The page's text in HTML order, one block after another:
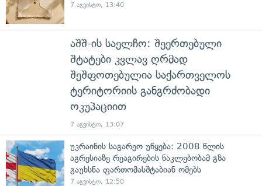
7 აგვისტო, 13:40
აშშ-ის საელჩო: შეერთებული
შტატები კვლავ ღრმად
შეშფოთებულია საქართველოს
ტერიტორიის განგრძობადი
ოკუპაციით
7 აგვისტო, 13:07
უკრაინის საგარეო უწყება: 2008 წლის
აგრესიაზე რეაგირების ნაკლებობამ გზა
გაუხსნა ფართომასშტაბიან ომებს
7 აგვისტო, 12:50